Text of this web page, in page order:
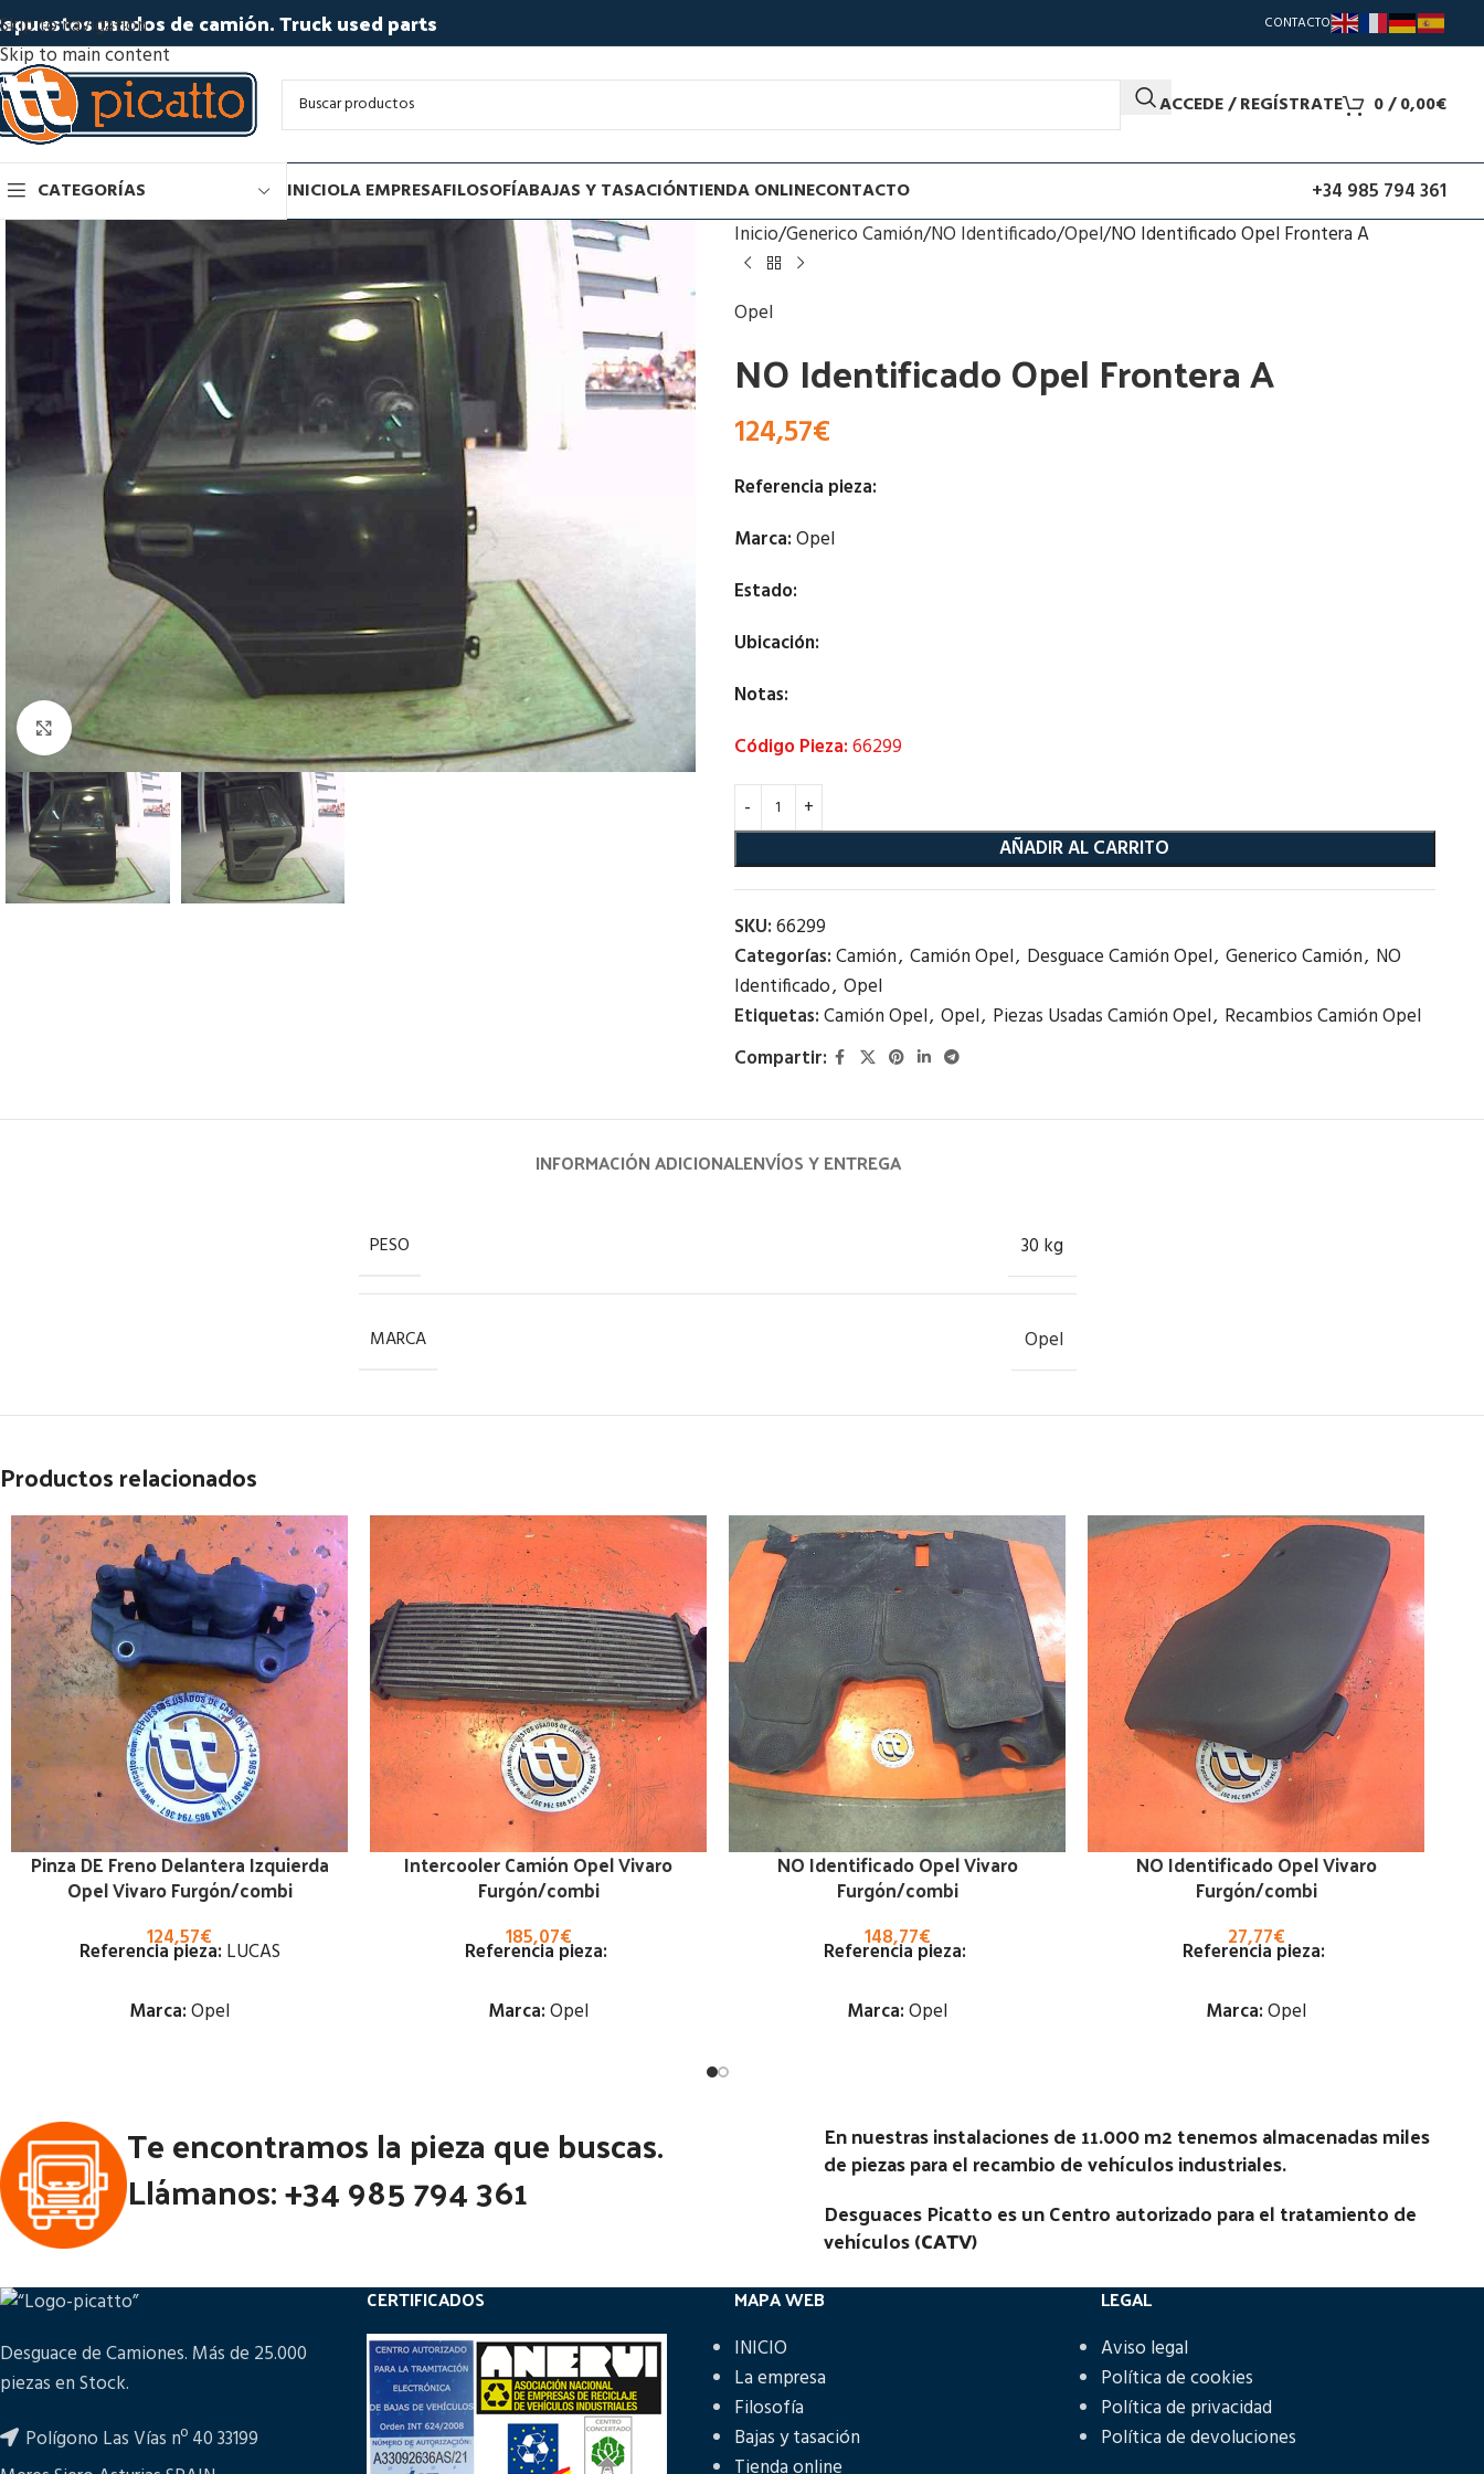
Skip to navigation
Skip to main content
usados de camión. Truck used parts CONTACTO
ACCEDE / REGÍSTRATE 0/0,00€
CATEGORÍAS INICIOLA EMPRESAFILOSOFÍABAJAS Y TASACIÓNTIENDA ONLINECONTACTO +34 985 794 361
Click to enlarge
Inicio Generico Camión NO Identificado Opel NO Identificado Opel Frontera A
Opel
NO Identificado Opel Frontera A
124,57€
Referencia pieza:
Marca:Opel
Estado:
Ubicación:
Notas:
Código Pieza:66299
AÑADIR AL CARRITO
SKU:66299
Categorías:Camión, Camión Opel, Desguace Camión Opel, Generico Camión, NO
Identificado, Opel
Etiquetas:Camión Opel, Opel, Piezas Usadas Camión Opel, Recambios Camión Opel
Compartir:
INFORMACIÓN ADICIONALENVÍOS Y ENTREGA
PESO 30 kg
MARCA Opel
Productos relacionados
Pinza DE Freno Delantera Izquierda
Opel Vivaro Furgón/combi
124,57€
Referencia pieza: LUCAS
Marca:Opel
Ubicación:
Notas: 2 PISTONES DISTANCIA
AMARRE 14 CM
Código Pieza:
Intercooler Camión Opel Vivaro
Furgón/combi
185,07€
Referencia pieza:
Marca:Opel
Ubicación:
Código Pieza:
NO Identificado Opel Vivaro
Furgón/combi
148,77€
Referencia pieza:
Marca:Opel
Ubicación:
Notas:
Código Pieza:81631
NO Identificado Opel Vivaro
Furgón/combi
27,77€
Referencia pieza:
Marca:Opel
Ubicación:
Notas:
Código Pieza:81619
Te encontramos la pieza que buscas.
Llámanos: +34 985 794 361
En nuestras instalaciones de 11.000 m2 tenemos almacenadas miles
de piezas para el recambio de vehículos industriales.
Desguaces Picatto es un Centro autorizado para el tratamiento de
vehículos (CATV)
Desguace de Camiones. Más de 25.000
piezas en Stock.
Polígono Las Vías nº 40 33199
CERTIFICADOS MAPA WEB
INICIO
La empresa
Filosofía
Bajas y tasación
Tienda online
LEGAL
Aviso legal
Política de cookies
Política de privacidad
Política de devoluciones